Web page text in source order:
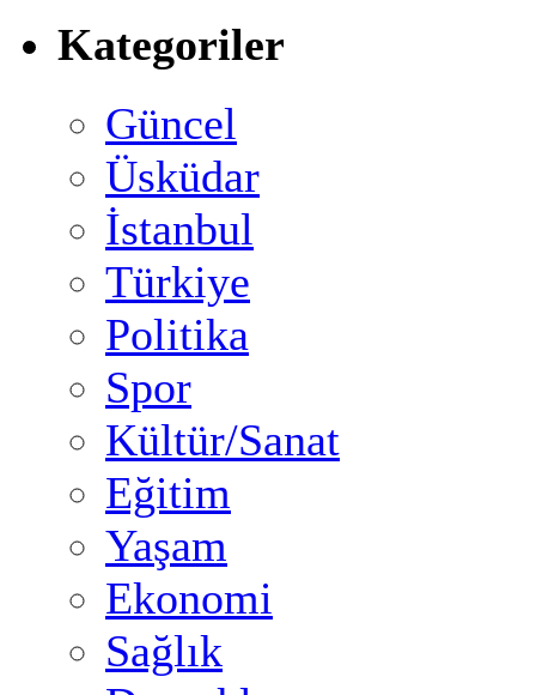
Kategoriler
Güncel
Üsküdar
İstanbul
Türkiye
Politika
Spor
Kültür/Sanat
Eğitim
Yaşam
Ekonomi
Sağlık